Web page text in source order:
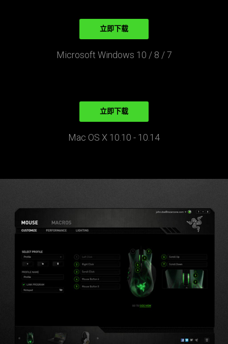
Microsoft Windows 10 / 8 / 7
立即下载
Mac OS X 10.10 - 10.14
立即下载